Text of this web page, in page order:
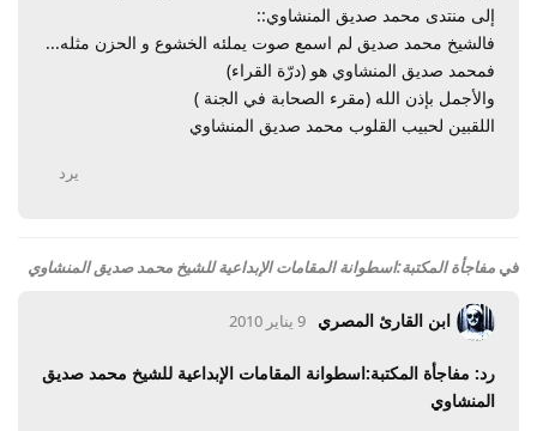
إلى منتدى محمد صديق المنشاوي::
فالشيخ محمد صديق لم اسمع صوت يملئه الخشوع و الحزن مثله...
فمحمد صديق المنشاوي هو (درّة القراء)
والأجمل بإذن الله (مقرء الصحابة في الجنة )
اللقبين لحبيب القلوب محمد صديق المنشاوي
يرد
في مفاجأة المكتبة:اسطوانة المقامات الإبداعية للشيخ محمد صديق المنشاوي
ابن القارئ المصري 9 يناير 2010
رد: مفاجأة المكتبة:اسطوانة المقامات الإبداعية للشيخ محمد صديق
المنشاوي